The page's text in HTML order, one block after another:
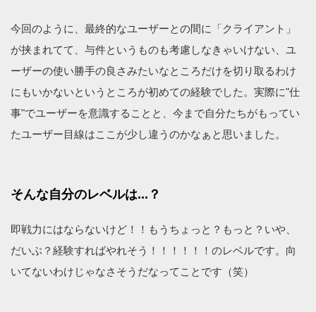
今回のように、最終的なユーザーとの間に「クライアント」
が挟まれてて、与件というものも考慮しなきゃいけない、ユ
ーザーの使い勝手の良さみたいなところだけを切り取るわけ
にもいかないというところが初めての経験でした。実際に"仕
事"でユーザーを意識することと、今まで自分たちがもってい
たユーザー目線はここが少し違うのかなぁと思いました。
そんな自分のレベルは...？
即戦力にはならないけど！！もうちょっと？もっと？いや、
だいぶ？経験すればやれそう！！！！！！のレベルです。向
いてないわけじゃなさそうだなってことです（笑）